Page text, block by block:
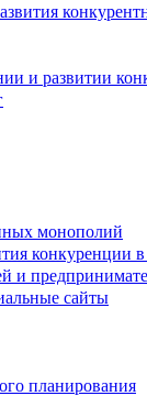
и развитии
монополий
конкуренции
и
сайты
планирования